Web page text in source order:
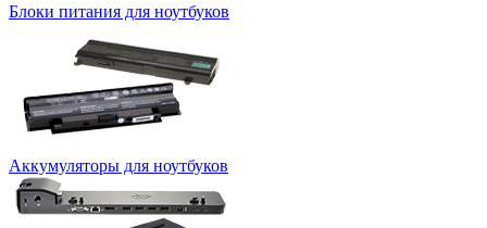
Блоки питания для ноутбуков
Аккумуляторы для ноутбуков